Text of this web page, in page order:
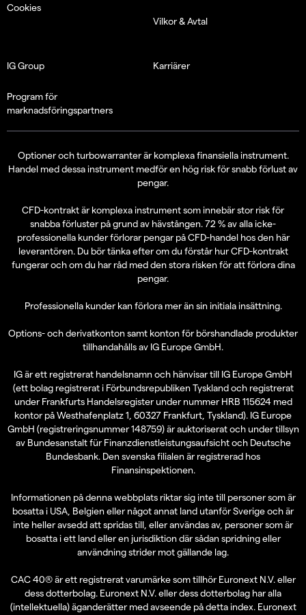
Cookies
Vilkor & Avtal
IG Group Karriärer
Program för
marknadsföringspartners
Optioner och turbowarranter är komplexa finansiella instrument.
Handel med dessa instrument medför en hög risk för snabb förlust av
pengar.
CFD-kontrakt är komplexa instrument som innebär stor risk för
snabba förluster på grund av hävstången. 72 % av alla icke-
professionella kunder förlorar pengar på CFD-handel hos den här
leverantören. Du bör tänka efter om du förstår hur CFD-kontrakt
fungerar och om du har råd med den stora risken för att förlora dina
pengar.
Professionella kunder kan förlora mer än sin initiala insättning.
Options- och derivatkonton samt konton för börshandlade produkter
tillhandahålls av IG Europe GmbH.
IG är ett registrerat handelsnamn och hänvisar till IG Europe GmbH
(ett bolag registrerat i Förbundsrepubliken Tyskland och registrerat
under Frankfurts Handelsregister under nummer HRB 115624 med
kontor på Westhafenplatz 1, 60327 Frankfurt, Tyskland). IG Europe
GmbH (registreringsnummer 148759) är auktoriserat och under tillsyn
av Bundesanstalt für Finanzdienstleistungsaufsicht och Deutsche
Bundesbank. Den svenska filialen är registrerad hos
Finansinspektionen.
Informationen på denna webbplats riktar sig inte till personer som är
bosatta i USA, Belgien eller något annat land utanför Sverige och är
inte heller avsedd att spridas till, eller användas av, personer som är
bosatta i ett land eller en jurisdiktion där sådan spridning eller
användning strider mot gällande lag.
CAC 40® är ett registrerat varumärke som tillhör Euronext N.V. eller
dess dotterbolag. Euronext N.V. eller dess dotterbolag har alla
(intellektuella) äganderätter med avseende på detta index. Euronext